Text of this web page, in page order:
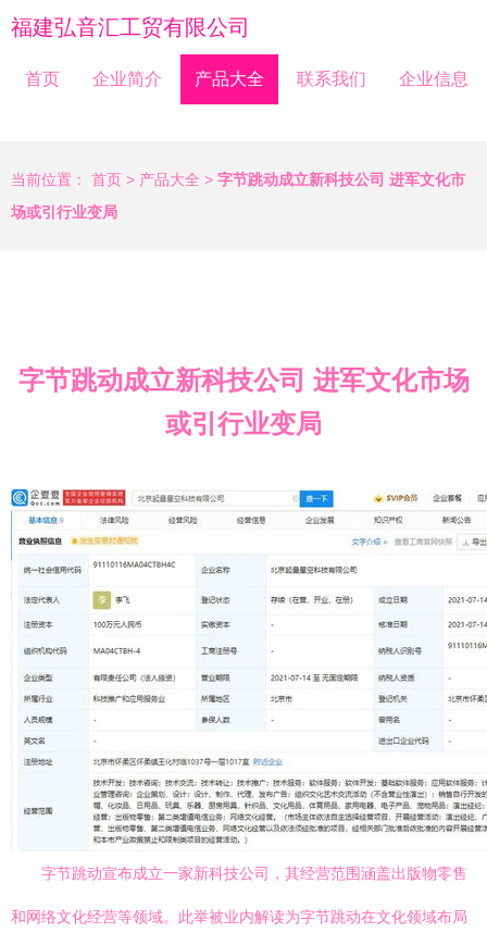
福建弘音汇工贸有限公司
首页 企业简介 产品大全 联系我们 企业信息
当前位置： 首页 > 产品大全 > 字节跳动成立新科技公司 进军文化市
场或引行业变局
字节跳动成立新科技公司 进军文化市场
或引行业变局
字节跳动宣布成立一家新科技公司，其经营范围涵盖出版物零售
和网络文化经营等领域。此举被业内解读为字节跳动在文化领域布局